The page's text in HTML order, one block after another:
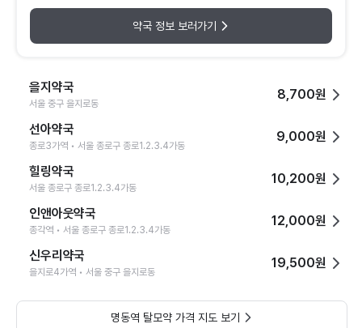
약국 정보 보러가기
을지약국
서울 중구 을지로동
8,700원
선아약국
종로3가역 • 서울 종로구 종로1.2.3.4가동
9,000원
힐링약국
서울 종로구 종로1.2.3.4가동
10,200원
인앤아웃약국
종각역 • 서울 종로구 종로1.2.3.4가동
12,000원
신우리약국
을지로4가역 • 서울 중구 을지로동
19,500원
명동역 탈모약 가격 지도 보기